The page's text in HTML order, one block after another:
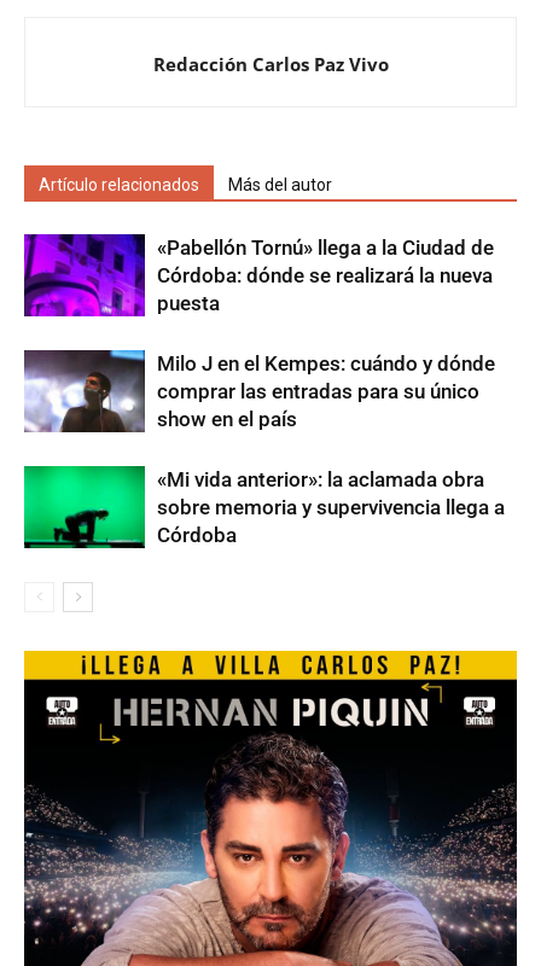
Redacción Carlos Paz Vivo
Artículo relacionados Más del autor
«Pabellón Tornú» llega a la Ciudad de
Córdoba: dónde se realizará la nueva
puesta
Milo J en el Kempes: cuándo y dónde
comprar las entradas para su único
show en el país
«Mi vida anterior»: la aclamada obra
sobre memoria y supervivencia llega a
Córdoba